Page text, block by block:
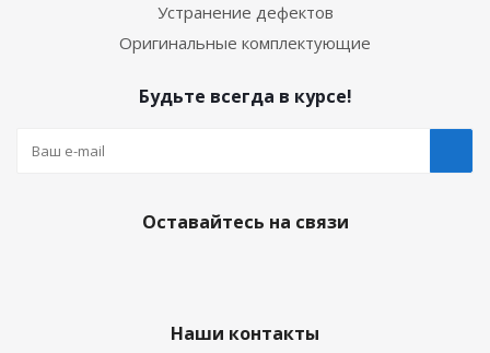
Устранение дефектов
Оригинальные комплектующие
Будьте всегда в курсе!
Оставайтесь на связи
Наши контакты